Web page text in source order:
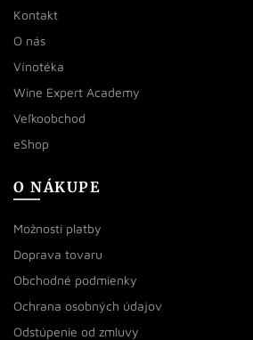
Kontakt
O nás
Vínotéka
Wine Expert Academy
Veľkoobchod
eShop
O NÁKUPE
Možnosti platby
Doprava tovaru
Obchodné podmienky
Ochrana osobných údajov
Odstúpenie od zmluvy